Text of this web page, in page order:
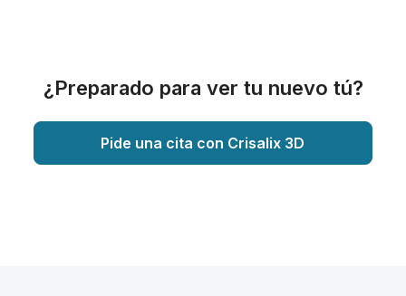
¿Preparado para ver tu nuevo tú?
Pide una cita con Crisalix 3D